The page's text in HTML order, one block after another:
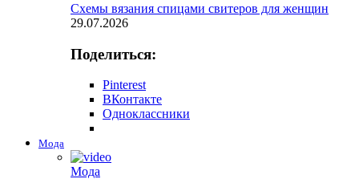
Схемы вязания спицами свитеров для женщин
29.07.2026
Поделиться:
Pinterest
ВКонтакте
Одноклассники
Мода
Мода